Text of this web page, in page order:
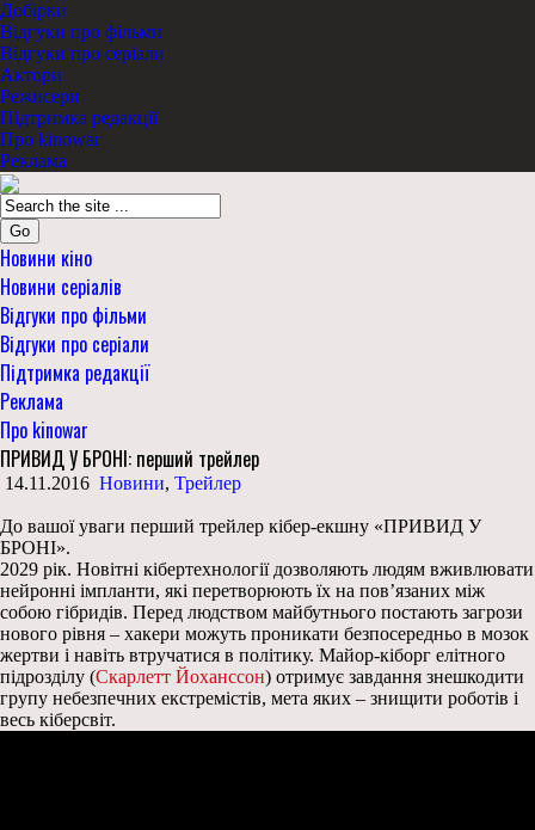
Добірки
Відгуки про фільми
Відгуки про серіали
Актори
Режисери
Підтримка редакції
Про kinowar
Реклама
Go
Новини кіно
Новини серіалів
Відгуки про фільми
Відгуки про серіали
Підтримка редакції
Реклама
Про kinowar
ПРИВИД У БРОНІ: перший трейлер
14.11.2016 Новини, Трейлер
До вашої уваги перший трейлер кібер-екшну «ПРИВИД У
БРОНІ».
2029 рік. Новітні кібертехнології дозволяють людям вживлювати
нейронні імпланти, які перетворюють їх на пов’язаних між
собою гібридів. Перед людством майбутнього постають загрози
нового рівня – хакери можуть проникати безпосередньо в мозок
жертви і навіть втручатися в політику. Майор-кіборг елітного
підрозділу (Скарлетт Йоханссон) отримує завдання знешкодити
групу небезпечних екстремістів, мета яких – знищити роботів і
весь кіберсвіт.